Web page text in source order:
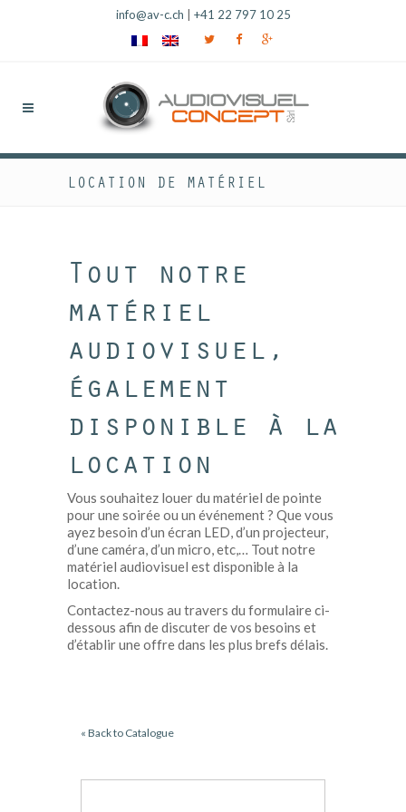
info@av-c.ch +41 22 797 10 25
LOCATION DE MATÉRIEL
Tout notre
matériel
audiovisuel,
également
disponible à la
location
Vous souhaitez louer du matériel de pointe
pour une soirée ou un événement ? Que vous
ayez besoin d’un écran LED, d’un projecteur,
d’une caméra, d’un micro, etc,… Tout notre
matériel audiovisuel est disponible à la
location.
Contactez-nous au travers du formulaire ci-
dessous afin de discuter de vos besoins et
d’établir une offre dans les plus brefs délais.
« Back to Catalogue